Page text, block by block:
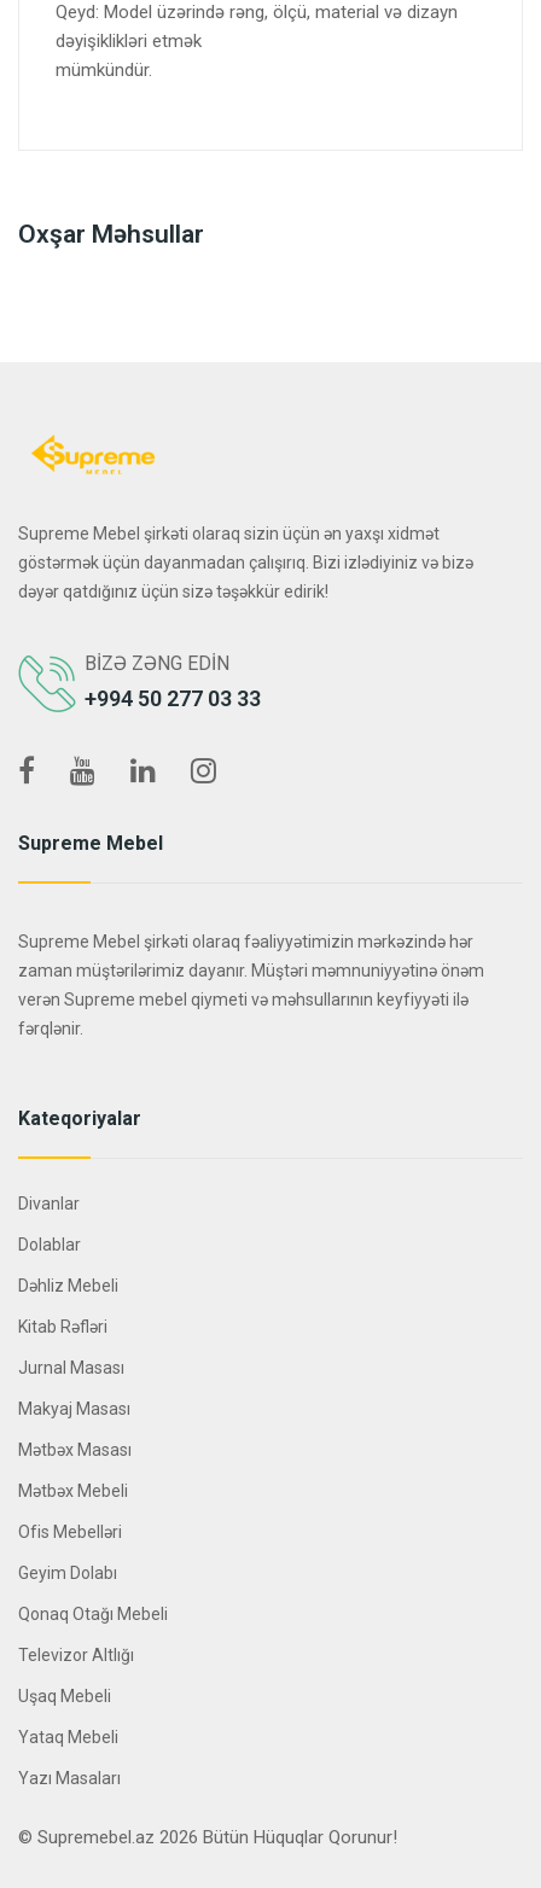
Qeyd: Model üzərində rəng, ölçü, material və dizayn
dəyişiklikləri etmək
mümkündür.
Oxşar Məhsullar
Supreme Mebel şirkəti olaraq sizin üçün ən yaxşı xidmət
göstərmək üçün dayanmadan çalışırıq. Bizi izlədiyiniz və bizə
dəyər qatdığınız üçün sizə təşəkkür edirik!
BIZƏ ZƏNG EDIN
+994 50 277 03 33
Supreme Mebel
Supreme Mebel şirkəti olaraq fəaliyyətimizin mərkəzində hər
zaman müştərilərimiz dayanır. Müştəri məmnuniyyətinə önəm
verən Supreme mebel qiymeti və məhsullarının keyfiyyəti ilə
fərqlənir.
Kateqoriyalar
Divanlar
Dolablar
Dəhliz Mebeli
Kitab Rəfləri
Jurnal Masası
Makyaj Masası
Mətbəx Masası
Mətbəx Mebeli
Ofis Mebelləri
Geyim Dolabı
Qonaq Otağı Mebeli
Televizor Altlığı
Uşaq Mebeli
Yataq Mebeli
Yazı Masaları
© Supremebel.az 2026 Bütün Hüquqlar Qorunur!